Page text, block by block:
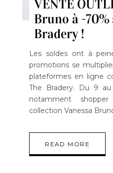
VENTE
Bruno à -
Bradery !
Les soldes ont à
promotions se
plateformes en ligne
The Bradery. Du 9
notamment
collection Vanessa
READ MORE